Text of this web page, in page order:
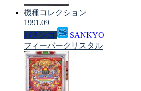
機種コレクション
1991.09
パチンコ
SANKYO
フィーバークリスタル